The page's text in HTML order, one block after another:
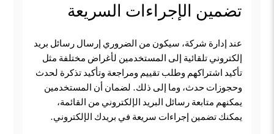
تضمين الإجراءات السريعة
عند إدارة شركة، سيكون من الضروري إرسال رسائل بريد
إلكتروني تلقائية إلى المستخدمين لأغراض مختلفة مثل
تأكيد اشتراكهم وطلب تقييم ومراجعة وتأكيد تذكرة لحدث
وحجوزات حدث، وما إلى ذلك. لضمان أن المستخدمين
يمكنهم متابعة رسائل البريد الإلكتروني من القائمة،
يمكنك تضمين إجراءات سريعة في بريدك الإلكتروني.